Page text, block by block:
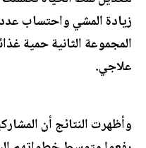
زيادة المشي واحتساب
المجموعة الثانية حمية
علاجي.
وأظهرت النتائج أن